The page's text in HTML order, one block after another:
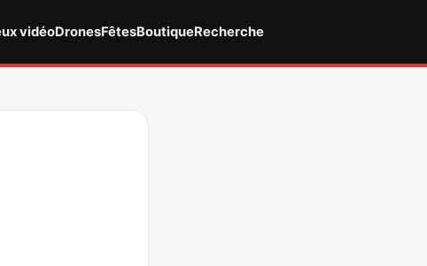
vidéoDronesFêtesBoutiqueRecherche